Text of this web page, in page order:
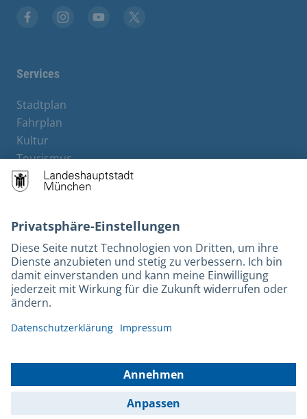
Services
Stadtplan
Fahrplan
Kultur
Tourismus
M-Strom
Bürgerservice
Rechtliches und Kontakt
Barrierefreiheit
Leichte Sprache
Gebärdensprache
Kontakt